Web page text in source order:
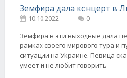
10.10.2022 ---
0
Земфира в эти выходные дала
рамках своего мирового тура и
ситуации на Украине. Певица
умеет и не любит говорить